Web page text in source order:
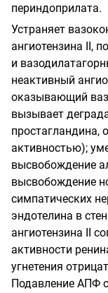
периндоприлата.
Устраняет
ангиотензина II,
и
неактивный
оказывающий
вызывает
активностью);
высвобождение
высвобождение
симпатических
эндотелина в
ангиотензина II
активности
угнетения
Подавление АПФ